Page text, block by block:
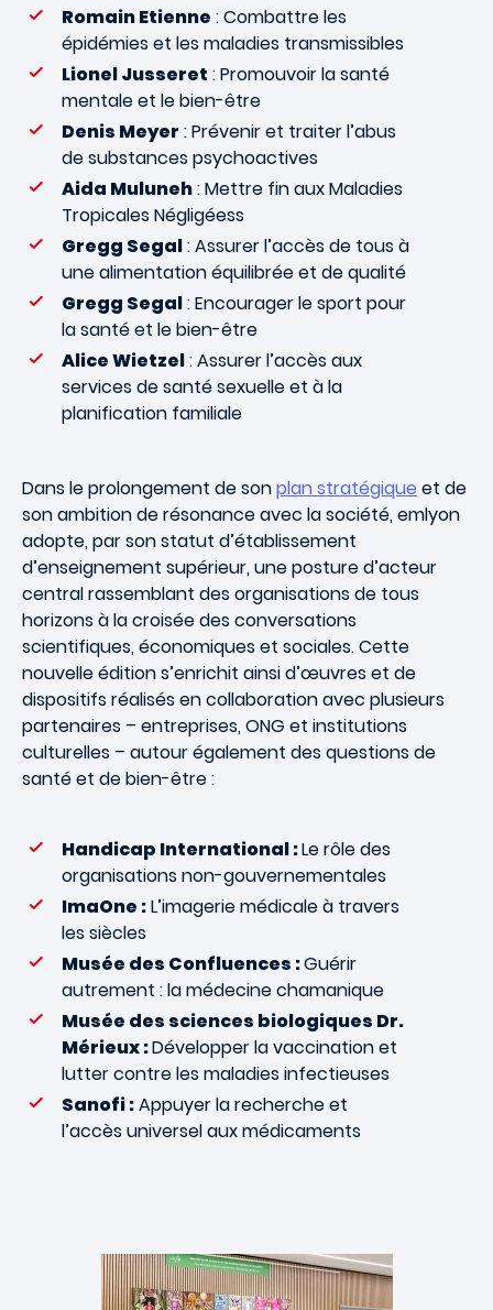
Romain Etienne : Combattre les
épidémies et les maladies transmissibles
Lionel Jusseret : Promouvoir la santé
mentale et le bien-être
Denis Meyer : Prévenir et traiter l’abus
de substances psychoactives
Aida Muluneh: Mettre fin aux Maladies
Tropicales Négligéess
Gregg Segal: Assurer l’accès de tous à
une alimentation équilibrée et de qualité
Gregg Segal: Encourager le sport pour
la santé et le bien-être
Alice Wietzel: Assurer l’accès aux
services de santé sexuelle et à la
planification familiale
Dans le prolongement de sonplan stratégique et de
son ambition de résonance avec la société, emlyon
adopte, par son statut d’établissement
d’enseignement supérieur, une posture d’acteur
central rassemblant des organisations de tous
horizons à la croisée des conversations
scientifiques, économiques et sociales. Cette
nouvelle édition s’enrichit ainsi d’œuvres et de
dispositifs réalisés en collaboration avec plusieurs
partenaires – entreprises, ONG et institutions
culturelles – autour également des questions de
santé et de bien-être :
Handicap International :Le rôle des
organisations non-gouvernementales
ImaOne :L’imagerie médicale à travers
les siècles
Musée des Confluences :Guérir
autrement : la médecine chamanique
Musée des sciences biologiques Dr.
Mérieux :Développer la vaccination et
lutter contre les maladies infectieuses
Sanofi :Appuyer la recherche et
l’accès universel aux médicaments
Images